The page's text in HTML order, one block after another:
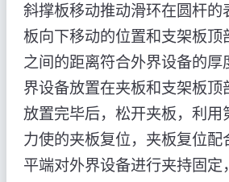
斜撑板移动推动滑环在圆杆的
板向下移动的位置和支架板顶
之间的距离符合外界设备的厚
界设备放置在夹板和支架板顶
放置完毕后，松开夹板，利用
力使的夹板复位，夹板复位配
平端对外界设备进行夹持固定